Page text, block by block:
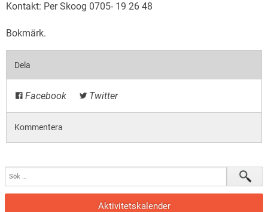
Kontakt: Per Skoog 0705- 19 26 48
Bokmärk.
Dela
Facebook Twitter
Kommentera
Aktivitetskalender